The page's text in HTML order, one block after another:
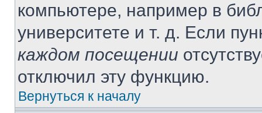
компьютере, например в
университете и т. д. Если
каждом посещении
отключил эту функцию.
Вернуться к началу